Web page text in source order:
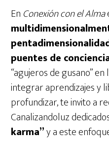
En Conexión con el Alma
puentes de
“agujeros de gusano”
integrar aprendizajes y
profundizar, te invito a
Canalizandoluz
karma”y a este